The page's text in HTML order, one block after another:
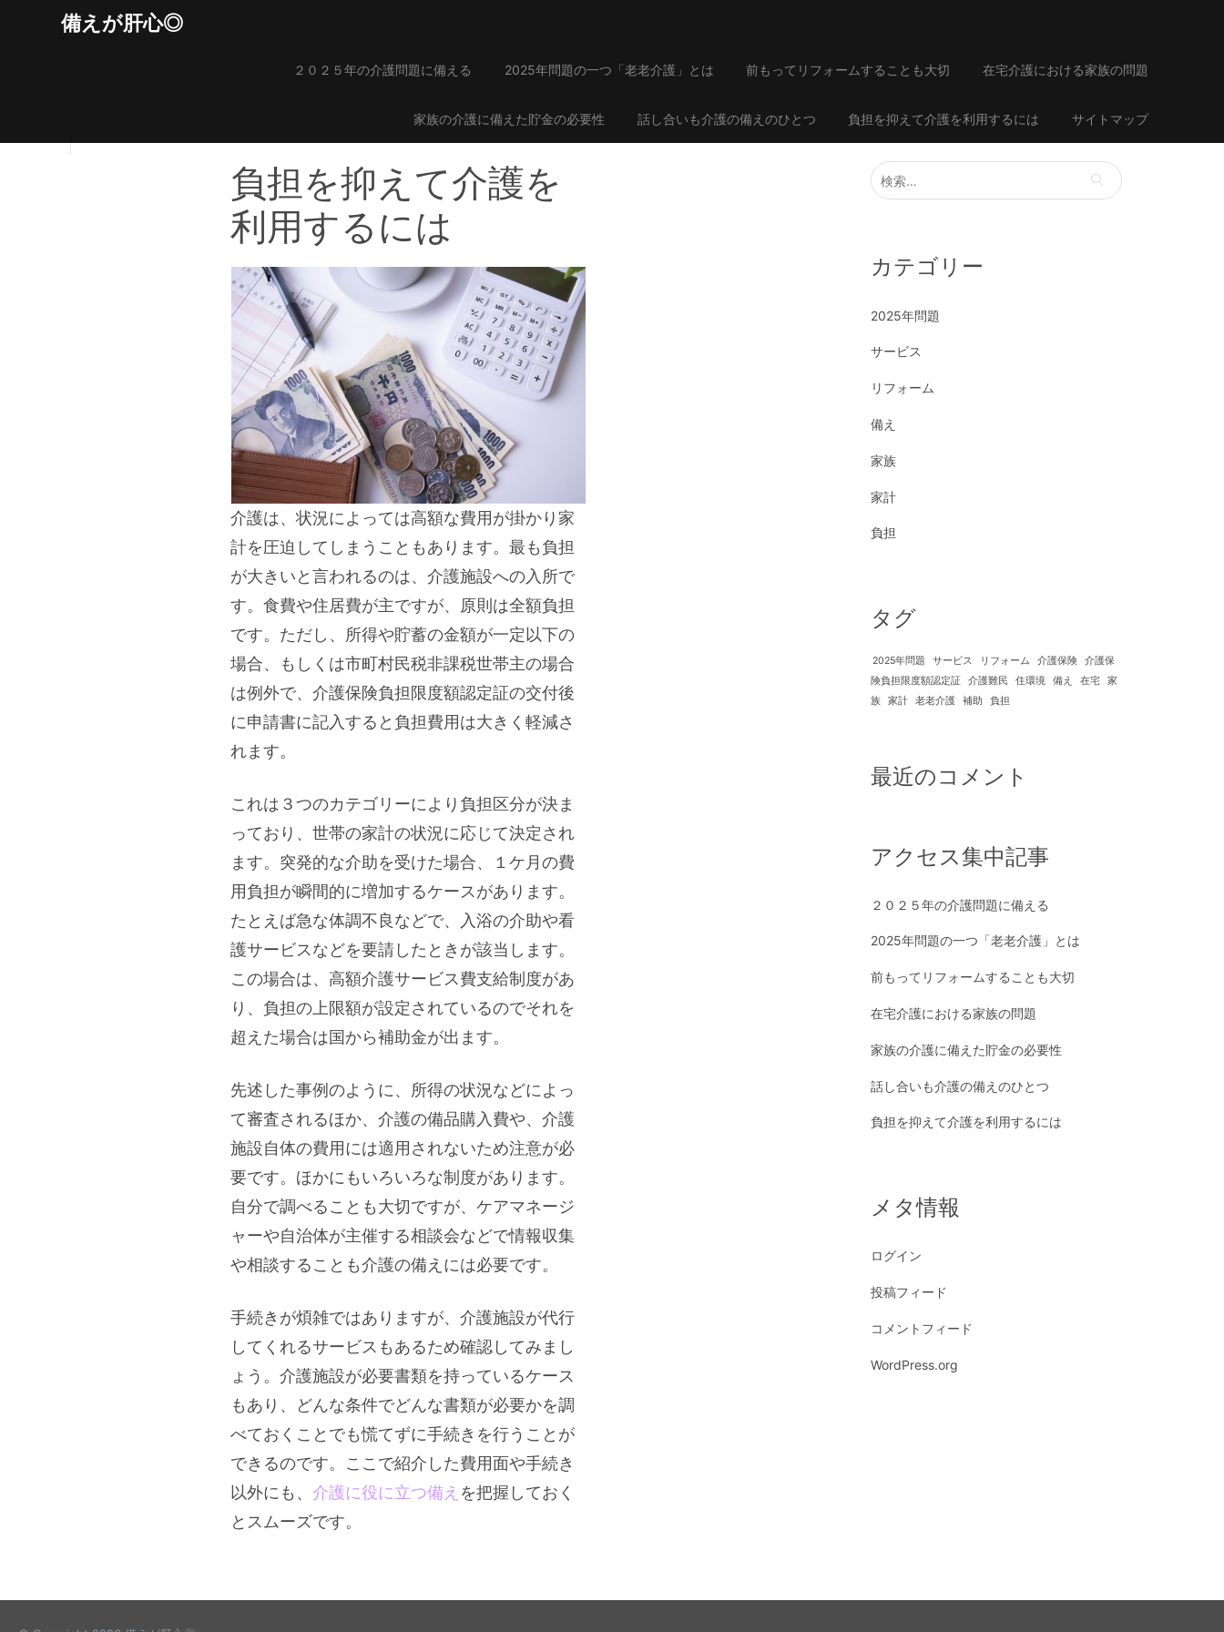
備えが肝心◎
２０２５年の介護問題に備える 2025年問題の一つ「老老介護」とは 前もってリフォームすることも大切 在宅介護における家族の問題
家族の介護に備えた貯金の必要性 話し合いも介護の備えのひとつ 負担を抑えて介護を利用するには サイトマップ
負担を抑えて介護を
利用するには
介護は、状況によっては高額な費用が掛かり家
計を圧迫してしまうこともあります。最も負担
が大きいと言われるのは、介護施設への入所で
す。食費や住居費が主ですが、原則は全額負担
です。ただし、所得や貯蓄の金額が一定以下の
場合、もしくは市町村民税非課税世帯主の場合
は例外で、介護保険負担限度額認定証の交付後
に申請書に記入すると負担費用は大きく軽減さ
れます。
これは３つのカテゴリーにより負担区分が決ま
っており、世帯の家計の状況に応じて決定され
ます。突発的な介助を受けた場合、１ケ月の費
用負担が瞬間的に増加するケースがあります。
たとえば急な体調不良などで、入浴の介助や看
護サービスなどを要請したときが該当します。
この場合は、高額介護サービス費支給制度があ
り、負担の上限額が設定されているのでそれを
超えた場合は国から補助金が出ます。
先述した事例のように、所得の状況などによっ
て審査されるほか、介護の備品購入費や、介護
施設自体の費用には適用されないため注意が必
要です。ほかにもいろいろな制度があります。
自分で調べることも大切ですが、ケアマネージ
ャーや自治体が主催する相談会などで情報収集
や相談することも介護の備えには必要です。
手続きが煩雑ではありますが、介護施設が代行
してくれるサービスもあるため確認してみまし
ょう。介護施設が必要書類を持っているケース
もあり、どんな条件でどんな書類が必要かを調
べておくことでも慌てずに手続きを行うことが
できるのです。ここで紹介した費用面や手続き
以外にも、介護に役に立つ備え を把握しておく
とスムーズです。
検
索:
カテゴリー
2025年問題
サービス
リフォーム
備え
家族
家計
負担
タグ
2025年問題 サービス リフォーム 介護保険
介護保
険負担限度額認定証
介護難民 住環境 備え 在宅
家
族
家計 老老介護 補助 負担
最近のコメント
アクセス集中記事
２０２５年の介護問題に備える
2025年問題の一つ「老老介護」とは
前もってリフォームすることも大切
在宅介護における家族の問題
家族の介護に備えた貯金の必要性
話し合いも介護の備えのひとつ
負担を抑えて介護を利用するには
メタ情報
ログイン
投稿フィード
コメントフィード
WordPress.org